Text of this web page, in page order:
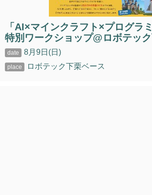
「AI×マインクラフト×プログラ
特別ワークショップ@ロボテッ
8月9日(日)
ロボテック下栗ベース